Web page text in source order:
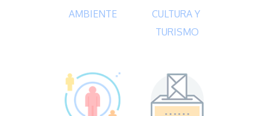
AMBIENTE
CULTURA Y
TURISMO